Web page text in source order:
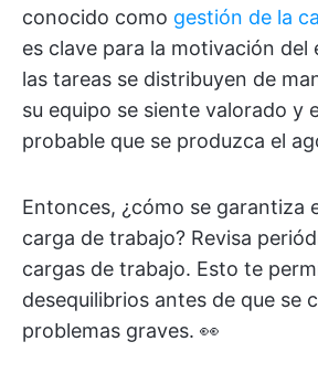
conocido como gestión de la
es clave para la motivación del
las tareas se distribuyen de
su equipo se siente valorado y
probable que se produzca el
Entonces, ¿cómo se garantiza
carga de trabajo? Revisa
cargas de trabajo. Esto te
desequilibrios antes de que se
problemas graves. 👀